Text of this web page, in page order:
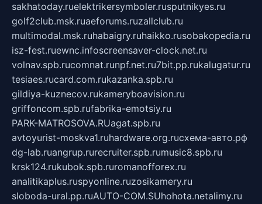
sakhatoday.ruelektrikersymboler.rusputnikyes.ru
golf2club.msk.ruaeforums.ruzallclub.ru
multimodal.msk.ruhabaigry.ruhaikko.rusobakopedia.ru
isz-fest.ruewnc.infoscreensaver-clock.net.ru
volnav.spb.rucomnat.runpf.net.ru7bit.pp.rukalugatur.ru
tesiaes.rucard.com.rukazanka.spb.ru
gildiya-kuznecov.rukameryboavision.ru
griffoncom.spb.rufabrika-emotsiy.ru
PARK-MATROSOVA.RUagat.spb.ru
avtoyurist-moskva1.ruhardware.org.ruсхема-авто.рф
dg-lab.ruangrup.rurecruiter.spb.rumusic8.spb.ru
krsk124.rukubok.spb.ruromanofforex.ru
analitikaplus.ruspyonline.ruzosikamery.ru
sloboda-ural.pp.ruAUTO-COM.SUhohota.netalimy.ru